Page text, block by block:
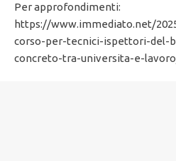
Per approfondimenti:
https://www.immediato.net/
corso-per-tecnici-ispettori-del-
concreto-tra-universita-e-